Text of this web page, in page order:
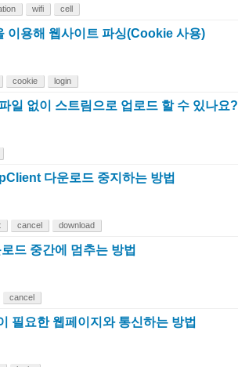
wifi cell
용해 웹사이트 파싱(Cookie 사용)
cookie login
일 없이 스트림으로 업로드 할 수 있나요?
다운로드 중지하는 방법
cancel download
드 중간에 멈추는 방법
cancel
필요한 웹페이지와 통신하는 방법